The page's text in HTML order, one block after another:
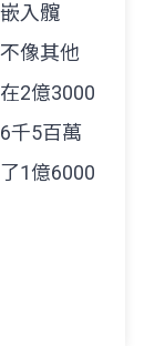
入髖
像其他
2億3000
千5百萬
1億6000